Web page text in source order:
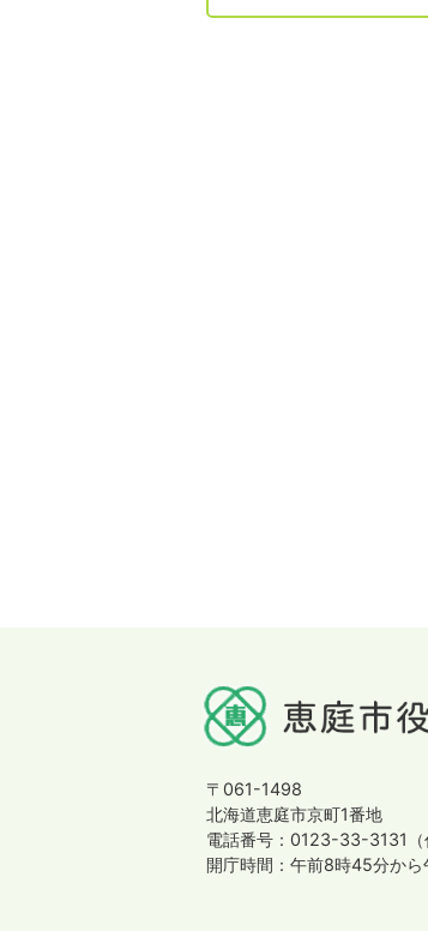
〒061-1498
北海道恵庭市京町1番地
電話番号：0123-33-3131（
開庁時間：午前8時45分か